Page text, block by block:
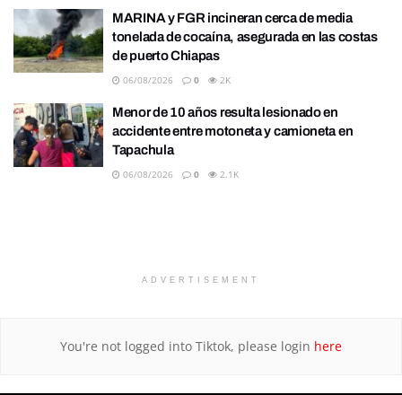
MARINA y FGR incineran cerca de media
tonelada de cocaína, asegurada en las costas
de puerto Chiapas
06/08/2026 0 2K
Menor de 10 años resulta lesionado en
accidente entre motoneta y camioneta en
Tapachula
06/08/2026 0 2.1K
ADVERTISEMENT
You're not logged into Tiktok, please login here